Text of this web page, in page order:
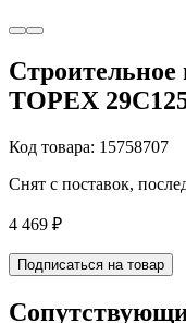
Строительное
TOPEX
Код товара: 15758707
Снят с поставок,
4 469 ₽
Подписаться на товар